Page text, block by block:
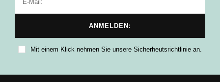
Mit einem Klick nehmen Sie unsere Sicherheutsrichtlinie an.